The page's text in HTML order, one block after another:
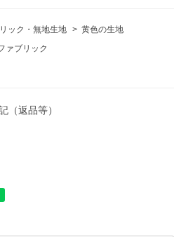
ック・無地生地 > 黄色の生地
ァブリック
（返品等）